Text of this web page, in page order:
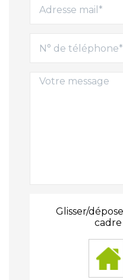
Glisser/